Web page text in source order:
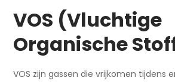
VOS (Vluchtige
Organische
VOS zijn gassen die vrijkomen tijdens